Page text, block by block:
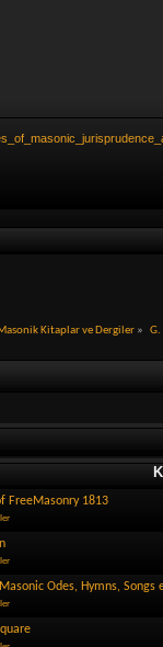
Kitaplar ve Dergiler »
FreeMasonry 1813
Odes, Hymns, Songs